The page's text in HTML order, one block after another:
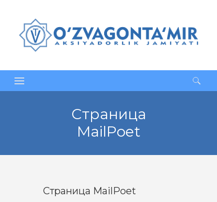
Qidirshish:
Страница
MailPoet
Страница MailPoet